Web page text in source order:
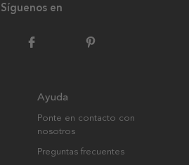
Síguenos en
Ayuda
Ponte en contacto con
nosotros
Preguntas frecuentes